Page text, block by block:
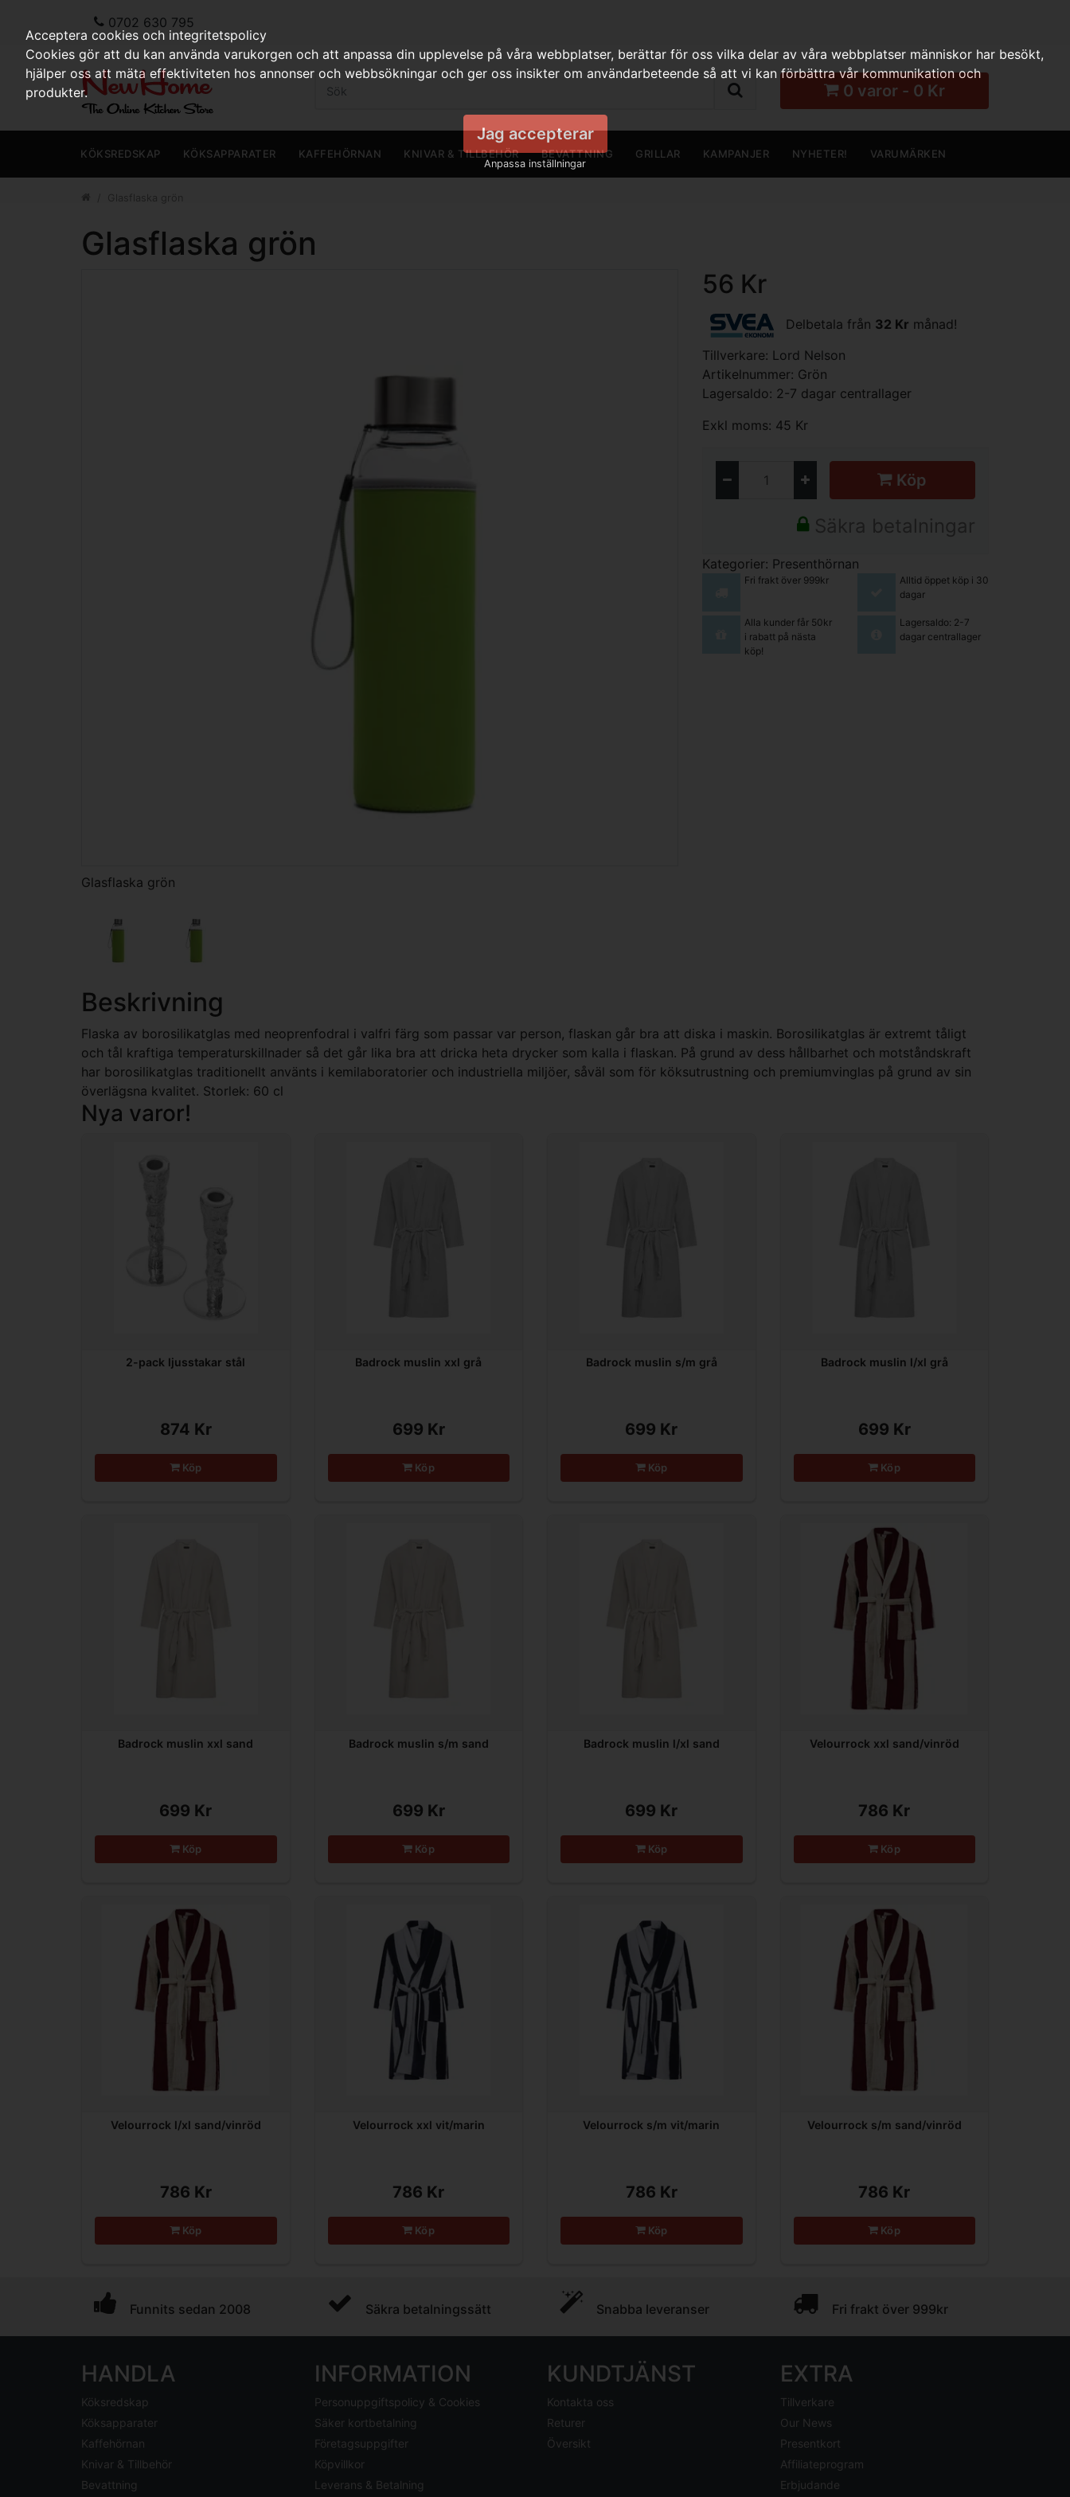
0702 630 795
0 varor - 0 Kr
KÖKSREDSKAP KÖKSAPPARATER KAFFEHÖRNAN KNIVAR & TILLBEHÖR BEVATTNING GRILLAR KAMPANJER NYHETER! VARUMÄRKEN
Glasflaska grön
Glasflaska grön
56 Kr
Delbetala från 32 Kr månad!
Tillverkare: Lord Nelson
Artikelnummer: Grön
Lagersaldo: 2-7 dagar centrallager
Exkl moms: 45 Kr
Köp
Säkra betalningar
Kategorier: Presenthörnan
Fri frakt över 999kr
Alltid öppet köp i 30
dagar
Alla kunder får 50kr
i rabatt på nästa
köp!
Lagersaldo: 2-7
dagar centrallager
Beskrivning
Flaska av borosilikatglas med neoprenfodral i valfri färg som passar var person, flaskan går bra att diska i maskin. Borosilikatglas är extremt tåligt
och tål kraftiga temperaturskillnader så det går lika bra att dricka heta drycker som kalla i flaskan. På grund av dess hållbarhet och motståndskraft
har borosilikatglas traditionellt använts i kemilaboratorier och industriella miljöer, såväl som för köksutrustning och premiumvinglas på grund av sin
överlägsna kvalitet. Storlek: 60 cl
Nya varor!
2-pack ljusstakar stål
874 Kr
Köp
Badrock muslin xxl grå
699 Kr
Köp
Badrock muslin s/m grå
699 Kr
Köp
Badrock muslin l/xl grå
699 Kr
Köp
Badrock muslin xxl sand
699 Kr
Köp
Badrock muslin s/m sand
699 Kr
Köp
Badrock muslin l/xl sand
699 Kr
Köp
Velourrock xxl sand/vinröd
786 Kr
Köp
Velourrock l/xl sand/vinröd
786 Kr
Köp
Velourrock xxl vit/marin
786 Kr
Köp
Velourrock s/m vit/marin
786 Kr
Köp
Velourrock s/m sand/vinröd
786 Kr
Köp
Funnits sedan 2008 Säkra betalningssätt Snabba leveranser Fri frakt över 999kr
HANDLA
Köksredskap
Köksapparater
Kaffehörnan
Knivar & Tillbehör
Bevattning
INFORMATION
Personuppgiftspolicy & Cookies
Säker kortbetalning
Företagsuppgifter
Köpvillkor
Leverans & Betalning
KUNDTJÄNST
Kontakta oss
Returer
Översikt
EXTRA
Tillverkare
Our News
Presentkort
Affiliateprogram
Erbjudande
Acceptera cookies och integritetspolicy
Cookies gör att du kan använda varukorgen och att anpassa din upplevelse på våra webbplatser, berättar för oss vilka delar av våra webbplatser människor har besökt,
hjälper oss att mäta effektiviteten hos annonser och webbsökningar och ger oss insikter om användarbeteende så att vi kan förbättra vår kommunikation och
produkter.
Jag accepterar
Anpassa inställningar